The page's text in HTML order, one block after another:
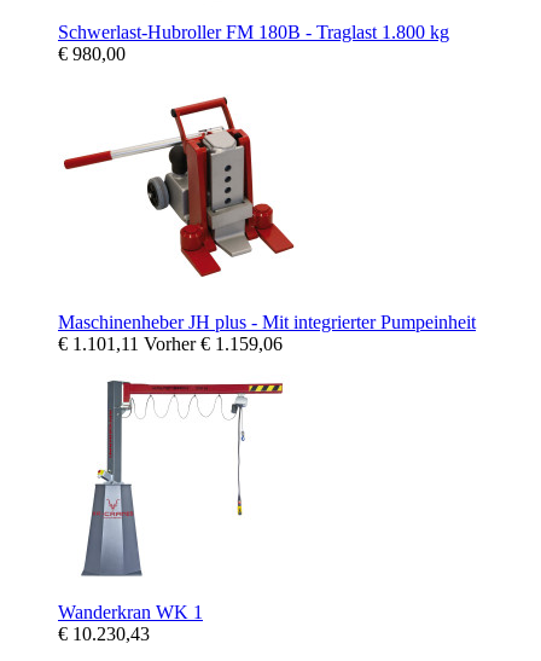
Schwerlast-Hubroller FM 180B - Traglast 1.800 kg
€ 980,00
Maschinenheber JH plus - Mit integrierter Pumpeinheit
€ 1.101,11 Vorher€ 1.159,06
Wanderkran WK 1
€ 10.230,43